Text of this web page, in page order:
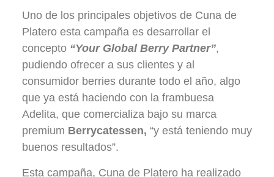
Uno de los principales objetivos de Cuna de
Platero esta campaña es desarrollar el
concepto “Your Global Berry Partner”,
pudiendo ofrecer a sus clientes y al
consumidor berries durante todo el año, algo
que ya está haciendo con la frambuesa
Adelita, que comercializa bajo su marca
premium Berrycatessen, “y está teniendo muy
buenos resultados”.
Esta campaña, Cuna de Platero ha realizado